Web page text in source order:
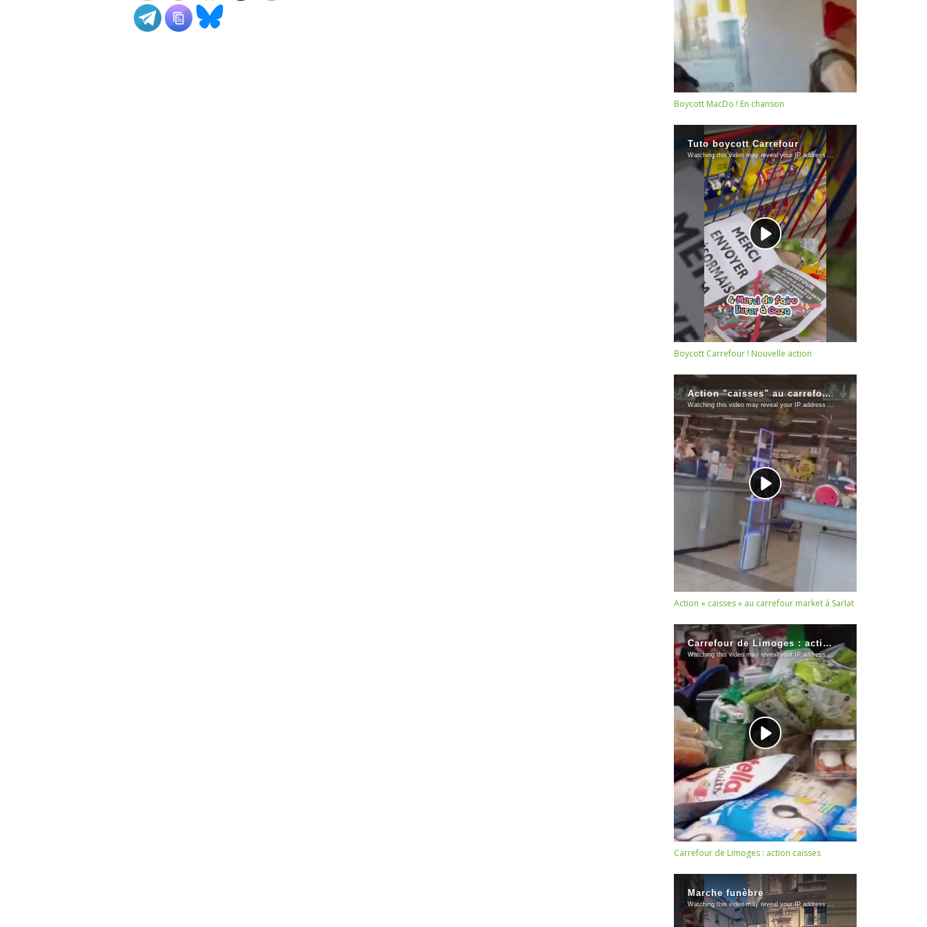
Boycott MacDo ! En chanson
Boycott Carrefour ! Nouvelle action
Action « caisses » au carrefour market à Sarlat
Carrefour de Limoges : action caisses